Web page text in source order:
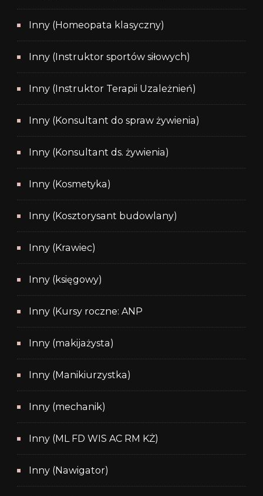
Inny (Homeopata klasyczny)
Inny (Instruktor sportów siłowych)
Inny (Instruktor Terapii Uzależnień)
Inny (Konsultant do spraw żywienia)
Inny (Konsultant ds. żywienia)
Inny (Kosmetyka)
Inny (Kosztorysant budowlany)
Inny (Krawiec)
Inny (księgowy)
Inny (Kursy roczne: ANP
Inny (makijażysta)
Inny (Manikiurzystka)
Inny (mechanik)
Inny (ML FD WIS AC RM KŻ)
Inny (Nawigator)